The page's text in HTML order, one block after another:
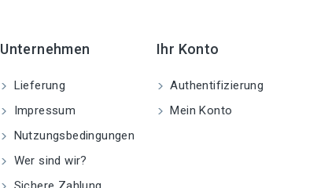
Unternehmen
Lieferung
Impressum
Nutzungsbedingungen
Wer sind wir?
Ihr Konto
Authentifizierung
Mein Konto